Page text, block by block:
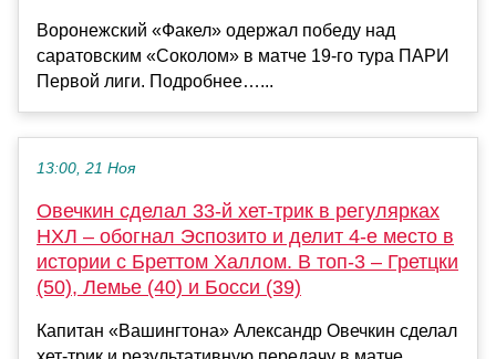
Воронежский «Факел» одержал победу над
саратовским «Соколом» в матче 19‑го тура ПАРИ
Первой лиги. Подробнее…...
13:00, 21 Ноя
Овечкин сделал 33-й хет-трик в регулярках
НХЛ – обогнал Эспозито и делит 4-е место в
истории с Бреттом Халлом. В топ-3 – Гретцки
(50), Лемье (40) и Босси (39)
Капитан «Вашингтона» Александр Овечкин сделал